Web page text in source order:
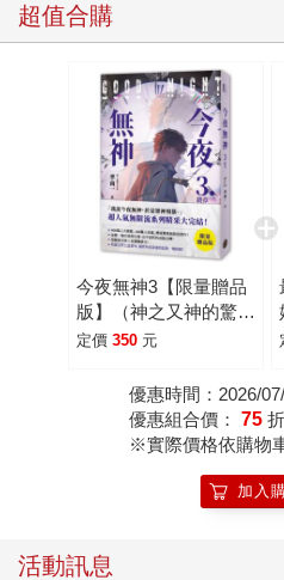
超值合購
今夜無神3【限量贈品
版】（神之又神的驚人
轉折，400萬人大呼過
迭起大完結！）
定價 350 元
優惠時間：2026/
優惠組合價： 75 折
※實際價格依購物
加入
活動訊息